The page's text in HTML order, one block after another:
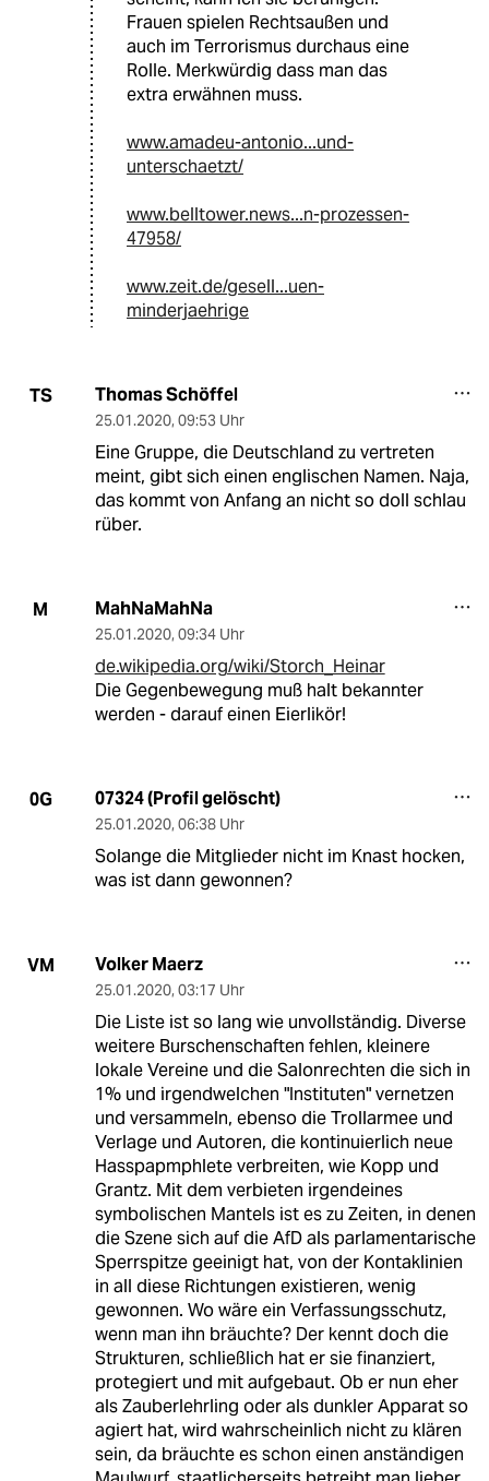
Frauen spielen Rechtsaußen und
auch im Terrorismus durchaus eine
Rolle. Merkwürdig dass man das
extra erwähnen muss.
www.amadeu-antonio...und-
unterschaetzt/
www.belltower.news...n-prozessen-
47958/
www.zeit.de/gesell...uen-
minderjaehrige
TS Thomas Schöffel
25.01.2020, 09:53 Uhr
Eine Gruppe, die Deutschland zu vertreten
meint, gibt sich einen englischen Namen. Naja,
das kommt von Anfang an nicht so doll schlau
rüber.
M MahNaMahNa
25.01.2020, 09:34 Uhr
de.wikipedia.org/wiki/Storch_Heinar
Die Gegenbewegung muß halt bekannter
werden - darauf einen Eierlikör!
0G 07324 (Profil gelöscht)
25.01.2020, 06:38 Uhr
Solange die Mitglieder nicht im Knast hocken,
was ist dann gewonnen?
VM Volker Maerz
25.01.2020, 03:17 Uhr
Die Liste ist so lang wie unvollständig. Diverse
weitere Burschenschaften fehlen, kleinere
lokale Vereine und die Salonrechten die sich in
1% und irgendwelchen "Instituten" vernetzen
und versammeln, ebenso die Trollarmee und
Verlage und Autoren, die kontinuierlich neue
Hasspapmphlete verbreiten, wie Kopp und
Grantz. Mit dem verbieten irgendeines
symbolischen Mantels ist es zu Zeiten, in denen
die Szene sich auf die AfD als parlamentarische
Sperrspitze geeinigt hat, von der Kontaklinien
in all diese Richtungen existieren, wenig
gewonnen. Wo wäre ein Verfassungsschutz,
wenn man ihn bräuchte? Der kennt doch die
Strukturen, schließlich hat er sie finanziert,
protegiert und mit aufgebaut. Ob er nun eher
als Zauberlehrling oder als dunkler Apparat so
agiert hat, wird wahrscheinlich nicht zu klären
sein, da bräuchte es schon einen anständigen